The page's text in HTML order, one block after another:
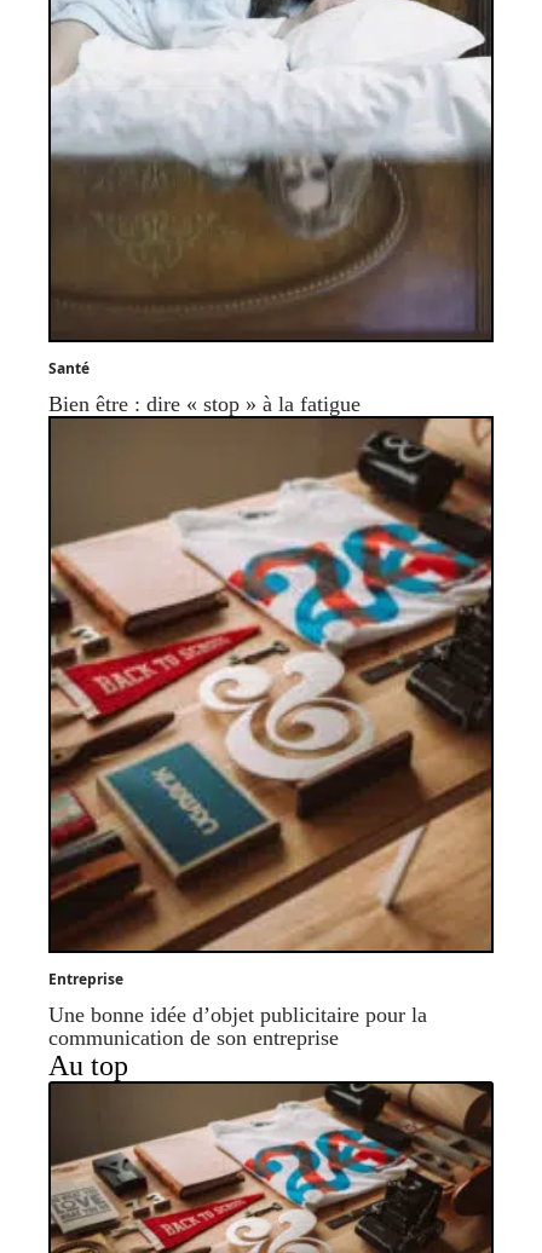
Santé
Bien être : dire « stop » à la fatigue
Entreprise
Une bonne idée d’objet publicitaire pour la
communication de son entreprise
Au top